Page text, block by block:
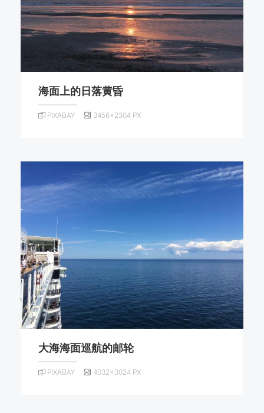
海面上的日落黄昏
PIXABAY 3456×2304 PX
大海海面巡航的邮轮
PIXABAY 4032×3024 PX